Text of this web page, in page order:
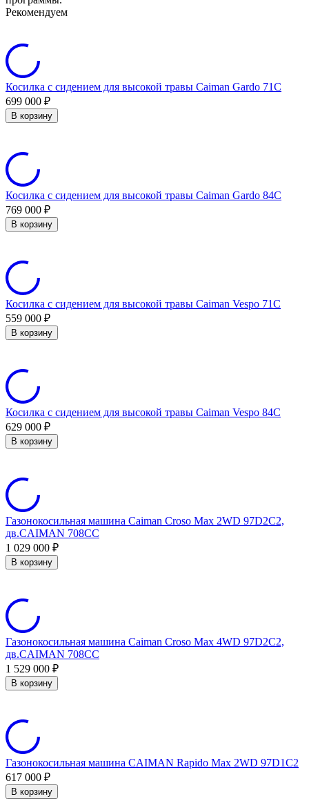
Рекомендуем
Косилка с сидением для высокой травы Caiman Gardo 71C
699 000 ₽
В корзину
Косилка с сидением для высокой травы Caiman Gardo 84C
769 000 ₽
В корзину
Косилка с сидением для высокой травы Caiman Vespo 71C
559 000 ₽
В корзину
Косилка с сидением для высокой травы Caiman Vespo 84C
629 000 ₽
В корзину
Газонокосильная машина Caiman Croso Max 2WD 97D2C2,
дв.CAIMAN 708CC
1 029 000 ₽
В корзину
Газонокосильная машина Caiman Croso Max 4WD 97D2C2,
дв.CAIMAN 708CC
1 529 000 ₽
В корзину
Газонокосильная машина CAIMAN Rapido Max 2WD 97D1C2
617 000 ₽
В корзину